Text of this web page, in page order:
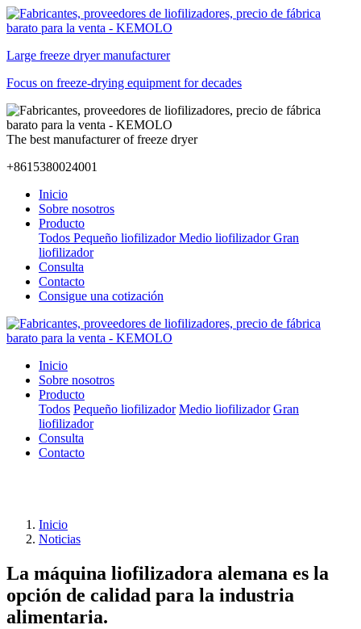
Large freeze dryer manufacturer
Focus on freeze-drying equipment for decades
The best manufacturer of freeze dryer
+8615380024001
Inicio
Sobre nosotros
Producto
Todos Pequeño liofilizador Medio liofilizador Gran
liofilizador
Consulta
Contacto
Consigue una cotización
Inicio
Sobre nosotros
Producto
Todos Pequeño liofilizador Medio liofilizador Gran
liofilizador
Consulta
Contacto
Inicio
Noticias
La máquina liofilizadora alemana es la
opción de calidad para la industria
alimentaria.